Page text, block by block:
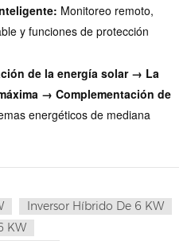
Monitoreo remoto,
y funciones de protección
de la energía solar → La
→ Complementación de
energéticos de mediana
Inversor Híbrido De 6 KW
KW